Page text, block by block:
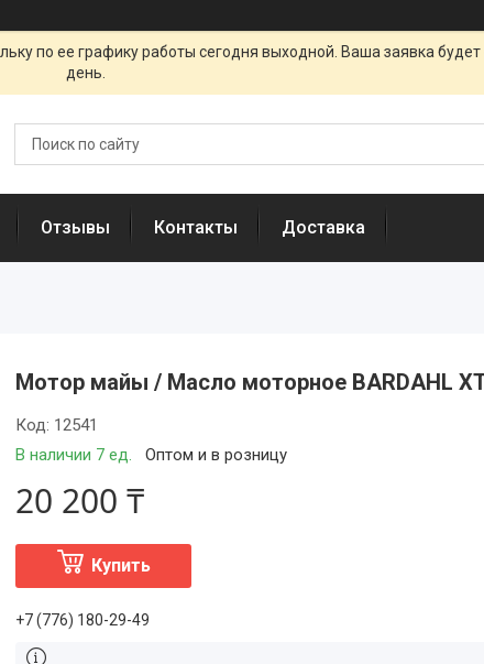
по ее графику работы сегодня выходной. Ваша заявка
день.
Отзывы Контакты Доставка
Мотор майы / Масло моторное BARDAHL
В наличии 7 ед. Оптом и в розницу
Код: 12541
20 200 ₸
Купить
+7 (776) 180-29-49